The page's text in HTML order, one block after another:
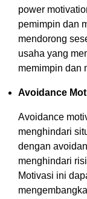
power
pemimpin dan
mendorong
usaha yang
memimpin dan
Avoidance
Avoidance
menghindari
dengan
menghindari
Motivasi ini